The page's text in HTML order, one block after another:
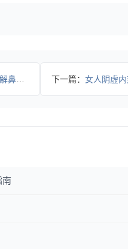
不适 下一篇： 女人阴虚
南